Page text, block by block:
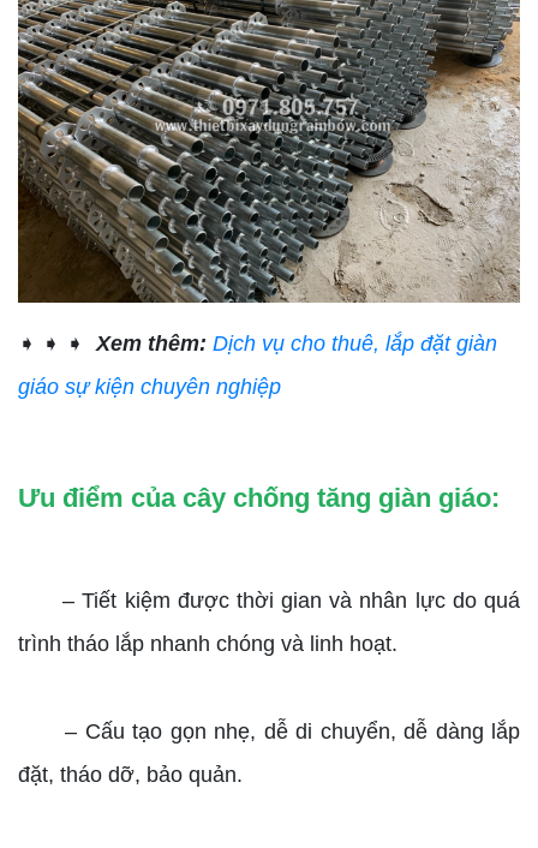
➧ ➧ ➧ Xem thêm: Dịch vụ cho thuê, lắp đặt giàn
giáo sự kiện chuyên nghiệp
Ưu điểm của cây chống tăng giàn giáo:
– Tiết kiệm được thời gian và nhân lực do quá
trình tháo lắp nhanh chóng và linh hoạt.
– Cấu tạo gọn nhẹ, dễ di chuyển, dễ dàng lắp
đặt, tháo dỡ, bảo quản.